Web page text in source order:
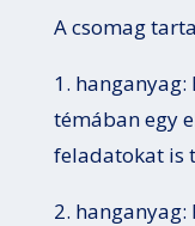
A csomag
1. hanganyag:
témában egy
feladatokat is
2.